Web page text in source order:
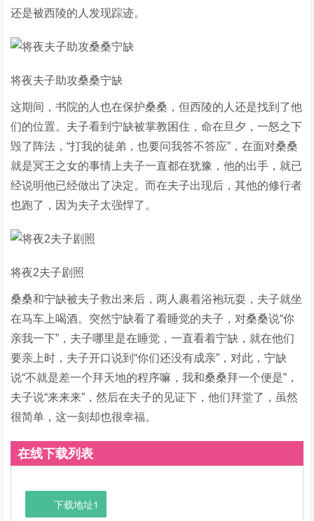
还是被西陵的人发现踪迹。
将夜夫子助攻桑桑宁缺
这期间，书院的人也在保护桑桑，但西陵的人还是找到了他
们的位置。夫子看到宁缺被掌教困住，命在旦夕，一怒之下
毁了阵法，“打我的徒弟，也要问我答不答应”，在面对桑桑
就是冥王之女的事情上夫子一直都在犹豫，他的出手，就已
经说明他已经做出了决定。而在夫子出现后，其他的修行者
也跑了，因为夫子太强悍了。
将夜2夫子剧照
桑桑和宁缺被夫子救出来后，两人裹着浴袍玩耍，夫子就坐
在马车上喝酒。突然宁缺看了看睡觉的夫子，对桑桑说“你
亲我一下”，夫子哪里是在睡觉，一直看着宁缺，就在他们
要亲上时，夫子开口说到“你们还没有成亲”，对此，宁缺
说“不就是差一个拜天地的程序嘛，我和桑桑拜一个便是”，
夫子说“来来来”，然后在夫子的见证下，他们拜堂了，虽然
很简单，这一刻却也很幸福。
在线下载列表
下载地址1